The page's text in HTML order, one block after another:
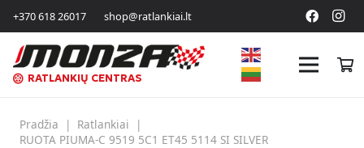
+370 618 26017 shop@ratlankiai.lt
RATLANKIŲ CENTRAS
Pradžia | Ratlankiai
|
RUOTA PIUMA-C 9519 5C1 ET45 5114 SI SILVER